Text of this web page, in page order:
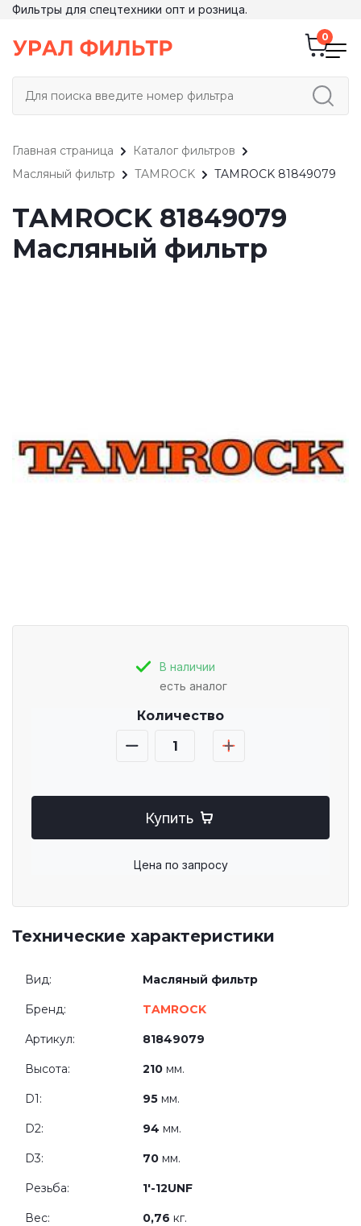
Фильтры для спецтехники опт и розница.
Главная страница
Каталог фильтров
Масляный фильтр
TAMROCK TAMROCK 81849079
TAMROCK 81849079
Масляный фильтр
В наличии
есть аналог
Количество
Купить
Цена по запросу
Технические характеристики
Вид: Масляный фильтр
Бренд: TAMROCK
Артикул: 81849079
Высота: 210 мм.
D1: 95 мм.
D2: 94 мм.
D3: 70 мм.
Резьба: 1'-12UNF
Вес: 0,76 кг.